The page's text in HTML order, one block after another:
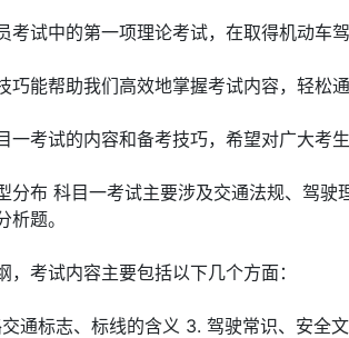
考试中的第一项理论考试，在取得机动车驾
巧能帮助我们高效地掌握考试内容，轻松通
一考试的内容和备考技巧，希望对广大考生
分布 科目一考试主要涉及交通法规、驾
题。
，考试内容主要包括以下几个方面：
通标志、标线的含义 3. 驾驶常识、安全